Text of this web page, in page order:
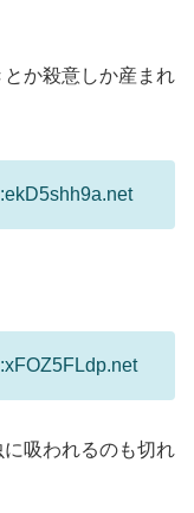
か殺意しか産まれ
吸われるのも切れ